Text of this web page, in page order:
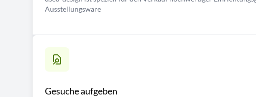
Ausstellungsware
Gesuche aufgeben